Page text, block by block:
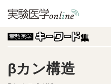
βカン構造